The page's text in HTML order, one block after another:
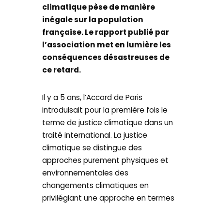
climatique pèse de manière
inégale sur la population
française. Le rapport publié par
l’association met en lumière les
conséquences désastreuses de
ce retard.
Il y a 5 ans, l’Accord de Paris
introduisait pour la première fois le
terme de justice climatique dans un
traité international. La justice
climatique se distingue des
approches purement physiques et
environnementales des
changements climatiques en
privilégiant une approche en termes